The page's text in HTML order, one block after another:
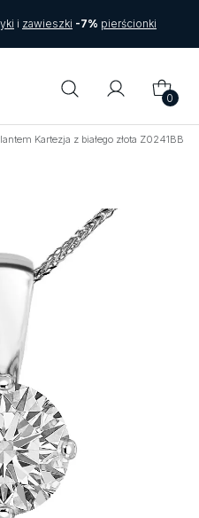
i zawieszki -7% pierścionki
0
Kartezja z białego złota Z0241BB